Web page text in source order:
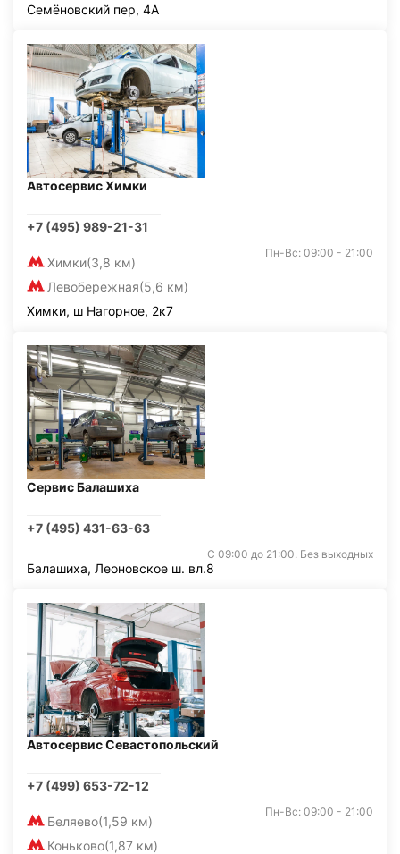
Семёновский пер, 4А
Автосервис Химки
+7 (495) 989-21-31
Химки(3,8 км)
Левобережная(5,6 км)
Пн-Вс: 09:00 - 21:00
Химки, ш Нагорное, 2к7
Сервис Балашиха
+7 (495) 431-63-63
С 09:00 до 21:00. Без выходных
Балашиха, Леоновское ш. вл.8
Автосервис Севастопольский
+7 (499) 653-72-12
Беляево(1,59 км)
Коньково(1,87 км)
Пн-Вс: 09:00 - 21:00